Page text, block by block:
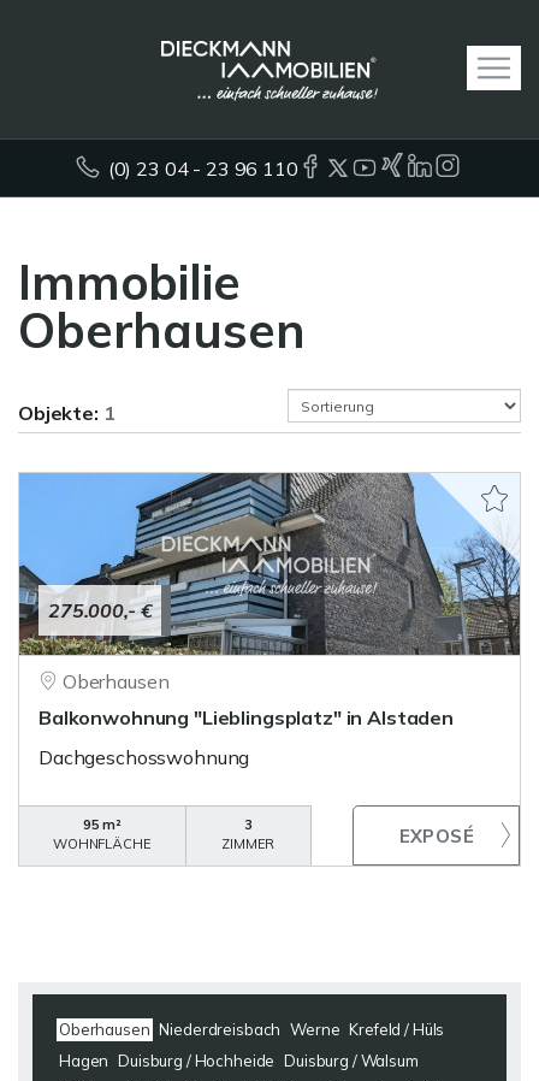
(0) 23 04 - 23 96 110
Immobilie
Oberhausen
Objekte: 1
275.000,- €
Oberhausen
Balkonwohnung "Lieblingsplatz" in Alstaden
Dachgeschosswohnung
95 m²
WOHNFLÄCHE
3
ZIMMER
Oberhausen Niederdreisbach Werne Krefeld / Hüls
Hagen Duisburg / Hochheide Duisburg / Walsum